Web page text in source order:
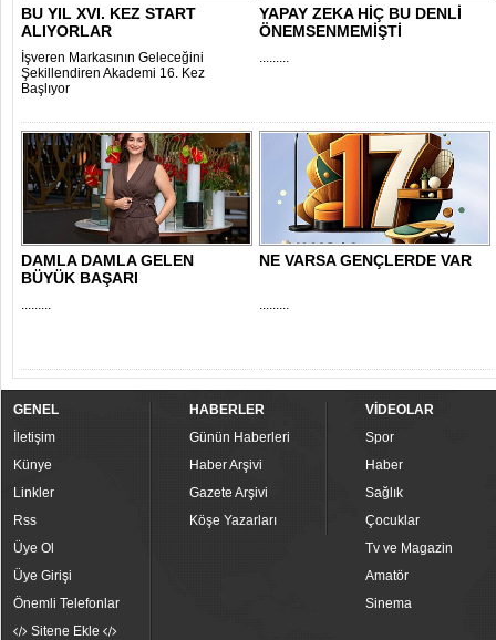
BU YIL XVI. KEZ START
ALIYORLAR
İşveren Markasının Geleceğini
Şekillendiren Akademi 16. Kez
Başlıyor
YAPAY ZEKA HİÇ BU DENLİ
ÖNEMSENMEMİŞTİ
.........
DAMLA DAMLA GELEN
BÜYÜK BAŞARI
.........
NE VARSA GENÇLERDE VAR
.........
GENEL
İletişim
Künye
Linkler
Rss
Üye Ol
Üye Girişi
Önemli Telefonlar
Sitene Ekle
HABERLER
Günün Haberleri
Haber Arşivi
Gazete Arşivi
Köşe Yazarları
VİDEOLAR
Spor
Haber
Sağlık
Çocuklar
Tv ve Magazin
Amatör
Sinema